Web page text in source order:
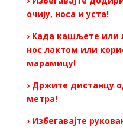
очију, носа и уста!
› Када кашљете или
нос лактом или
марамицу!
› Држите дистанцу
метра!
› Избегавајте